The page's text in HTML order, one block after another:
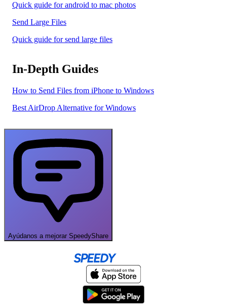
Quick guide for android to mac photos
Send Large Files
Quick guide for send large files
In-Depth Guides
How to Send Files from iPhone to Windows
Best AirDrop Alternative for Windows
Ayúdanos a mejorar SpeedyShare